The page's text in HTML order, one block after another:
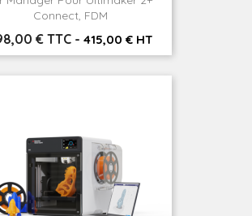
Connect, FDM
€ TTC - 415,00 € HT